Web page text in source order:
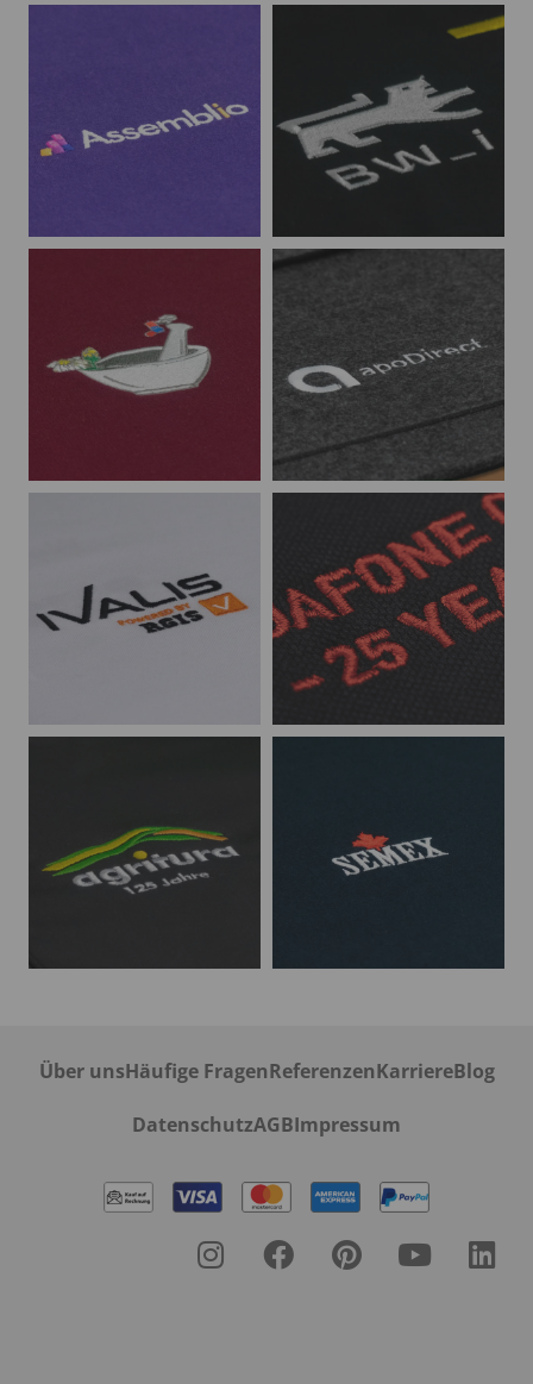
Über unsHäufige FragenReferenzenKarriereBlog
DatenschutzAGBImpressum